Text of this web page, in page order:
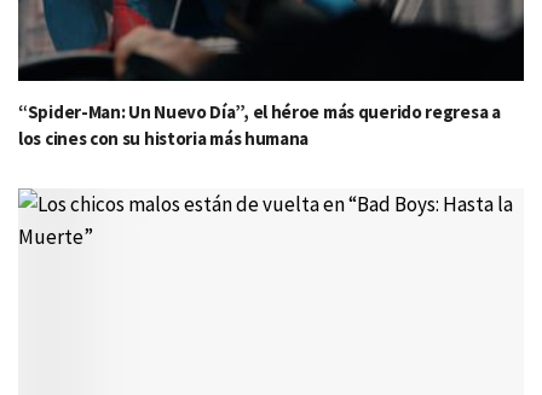
“Spider-Man: Un Nuevo Día”, el héroe más querido regresa a
los cines con su historia más humana